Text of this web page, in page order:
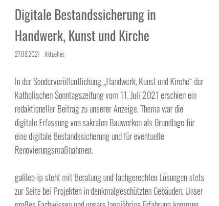
Digitale Bestandssicherung in
Handwerk, Kunst und Kirche
27.08.2021 Aktuelles
In der Sonderveröffentlichung „Handwerk, Kunst und Kirche“ der
Katholischen Sonntagszeitung vom 11. Juli 2021 erschien ein
redaktioneller Beitrag zu unserer Anzeige. Thema war die
digitale Erfassung von sakralen Bauwerken als Grundlage für
eine digitale Bestandssicherung und für eventuelle
Renovierungsmaßnahmen.
galileo-ip steht mit Beratung und fachgerechten Lösungen stets
zur Seite bei Projekten in denkmalgeschützten Gebäuden. Unser